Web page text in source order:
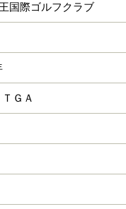
国際ゴルフクラブ
ＴＧＡ